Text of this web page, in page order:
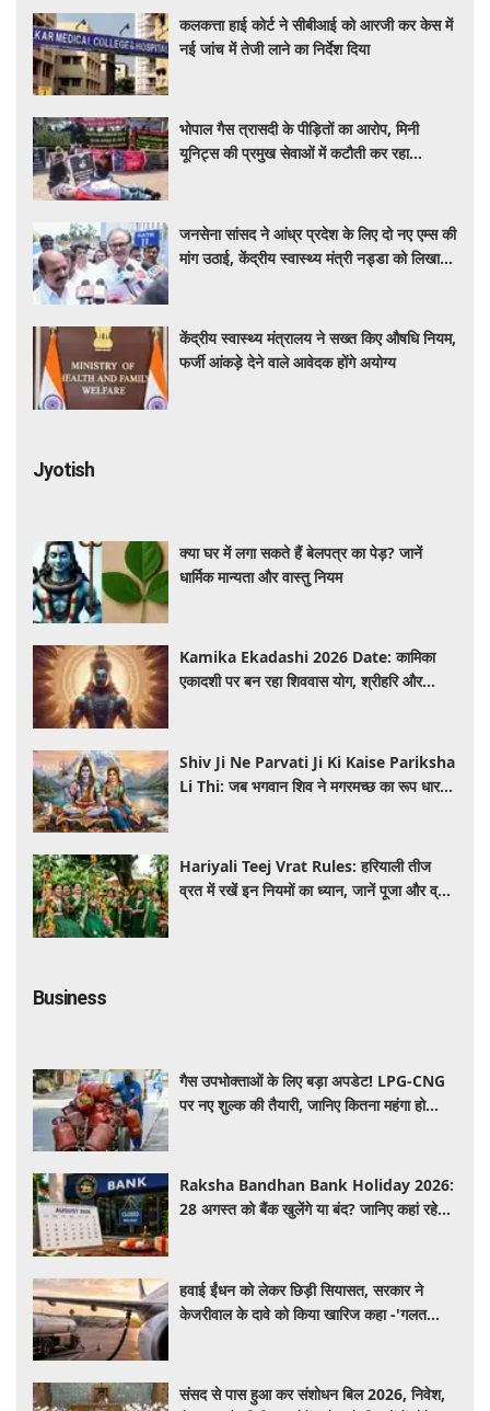
कलकत्ता हाई कोर्ट ने सीबीआई को आरजी कर केस में
नई जांच में तेजी लाने का निर्देश दिया
भोपाल गैस त्रासदी के पीड़ितों का आरोप, मिनी
यूनिट्स की प्रमुख सेवाओं में कटौती कर रहा
जनसेना सांसद ने आंध्र प्रदेश के लिए दो नए एम्स की
मांग उठाई, केंद्रीय स्वास्थ्य मंत्री नड्डा को लिखा
केंद्रीय स्वास्थ्य मंत्रालय ने सख्त किए औषधि नियम,
फर्जी आंकड़े देने वाले आवेदक होंगे अयोग्य
Jyotish
क्या घर में लगा सकते हैं बेलपत्र का पेड़? जानें
धार्मिक मान्यता और वास्तु नियम
Kamika Ekadashi 2026 Date: कामिका
एकादशी पर बन रहा शिववास योग, श्रीहरि और
Shiv Ji Ne Parvati Ji Ki Kaise Pariksha
Li Thi: जब भगवान शिव ने मगरमच्छ का रूप धारण
Hariyali Teej Vrat Rules: हरियाली तीज
व्रत में रखें इन नियमों का ध्यान, जानें पूजा और व्रत
Business
गैस उपभोक्ताओं के लिए बड़ा अपडेट! LPG-CNG
पर नए शुल्क की तैयारी, जानिए कितना महंगा हो
Raksha Bandhan Bank Holiday 2026:
28 अगस्त को बैंक खुलेंगे या बंद? जानिए कहां रहेगी
हवाई ईंधन को लेकर छिड़ी सियासत, सरकार ने
केजरीवाल के दावे को किया खारिज कहा -'गलत
संसद से पास हुआ कर संशोधन बिल 2026, निवेश,